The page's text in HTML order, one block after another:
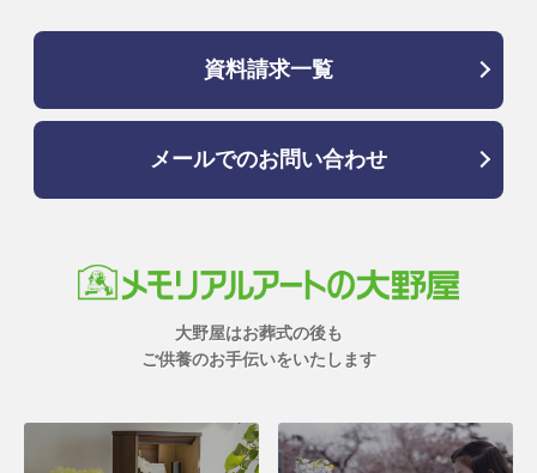
資料請求一覧
メールでのお問い合わせ
大野屋はお葬式の後も
ご供養のお手伝いをいたします